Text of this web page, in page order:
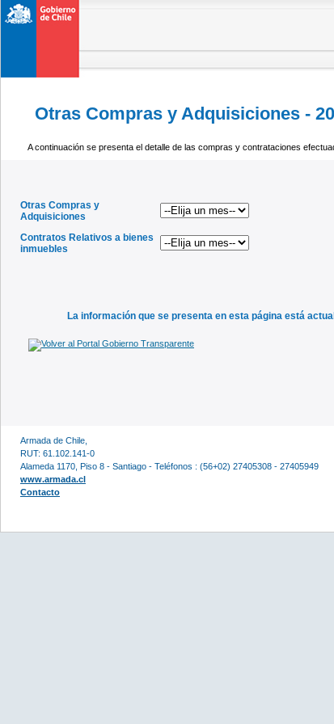
Otras Compras y Adquisiciones -
A continuación se presenta el detalle de las compras y contrataciones
Otras Compras y
Adquisiciones
Contratos Relativos a bienes
inmuebles
La información que se presenta en esta página está